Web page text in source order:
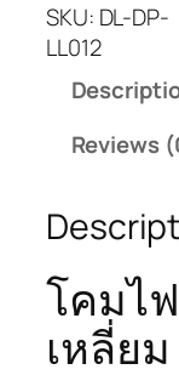
SKU: DL-DP-
LL012
Reviews
โคมไ
เหลี่ยม